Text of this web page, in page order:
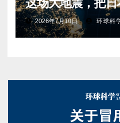
这场大地震，把
2026年7月10日 环球科